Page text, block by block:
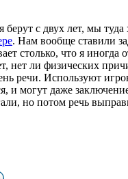
с двух лет, мы туда
. Нам вообще ставили
столько, что я иногда
нет ли физических
речи. Используют
и могут даже
но потом речь